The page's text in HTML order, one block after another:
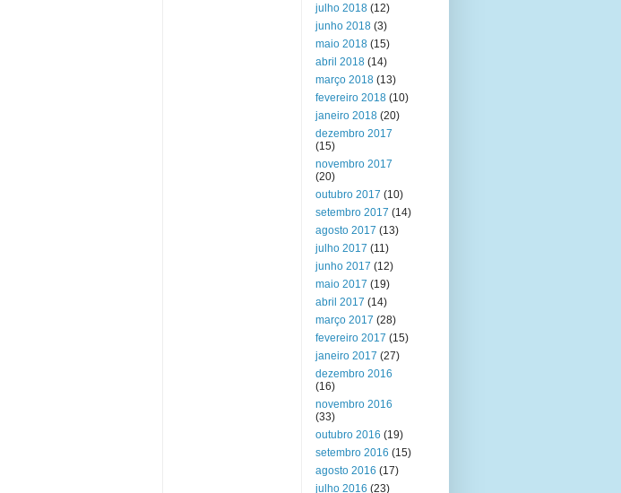
julho 2018 (12)
junho 2018 (3)
maio 2018 (15)
abril 2018 (14)
março 2018 (13)
fevereiro 2018 (10)
janeiro 2018 (20)
dezembro 2017
(15)
novembro 2017
(20)
outubro 2017 (10)
setembro 2017 (14)
agosto 2017 (13)
julho 2017 (11)
junho 2017 (12)
maio 2017 (19)
abril 2017 (14)
março 2017 (28)
fevereiro 2017 (15)
janeiro 2017 (27)
dezembro 2016
(16)
novembro 2016
(33)
outubro 2016 (19)
setembro 2016 (15)
agosto 2016 (17)
julho 2016 (23)